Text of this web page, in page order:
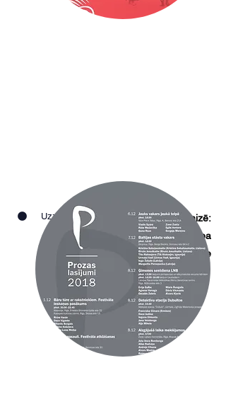
Organizē:
Latvijas Rakstnieku savienība
Kurators: Inga Žolude
Uzzināt vairāk